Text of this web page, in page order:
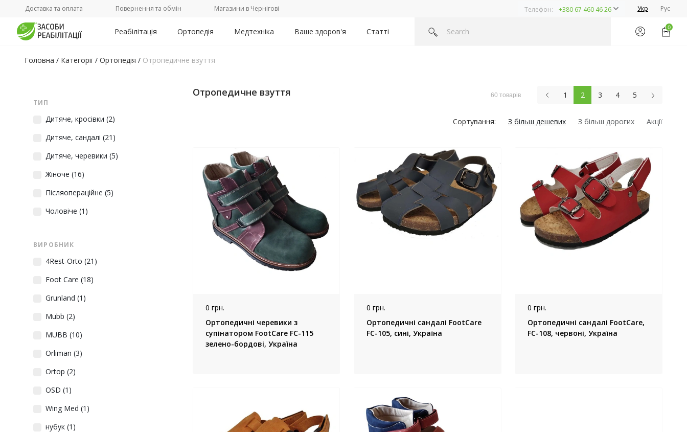
Доставка та оплата Повернення та обмін Магазини в Чернігові Телефон: +380 67 460 46 26 Укр Рус
Реабілітація Ортопедія Медтехніка Ваше здоров'я Статті 0
Головна / Категорії / Ортопедія / Отропедичне взуття
ТИП
Дитяче, кросівки (2)
Дитяче, сандалі (21)
Дитяче, черевики (5)
Жіноче (16)
Післяопераційне (5)
Чоловіче (1)
ВИРОБНИК
4Rest-Orto (21)
Foot Care (18)
Grunland (1)
Mubb (2)
MUBB (10)
Orliman (3)
Ortop (2)
OSD (1)
Wing Med (1)
нубук (1)
Отропедичне взуття 60 товарів 1 2 3 4 5
Сортування: З більш дешевих З більш дорогих Акції
0 грн.
Ортопедичні черевики з
супінатором FootCare FC-115
зелено-бордові, Україна
0 грн.
Ортопедичні сандалі FootCare
FC-105, сині, Україна
0 грн.
Ортопедичні сандалі FootCare,
FC-108, червоні, Україна